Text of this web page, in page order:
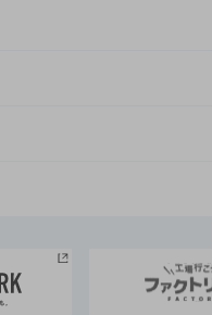
ーズ大阪
TOP
えるサステナビリティ経営